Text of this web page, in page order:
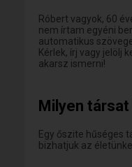
Róbert vagyok, 60
nem írtam egyéni
automatikus
Kérlek, írj vagy jelölj
akarsz ismerni!
Milyen
Egy őszite hűséges
bizhatjuk az